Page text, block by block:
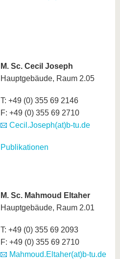
M. Sc. Cecil Joseph
Hauptgebäude, Raum 2.05
T: +49 (0) 355 69 2146
F: +49 (0) 355 69 2710
Cecil.Joseph(at)b-tu.de
Publikationen
M. Sc. Mahmoud Eltaher
Hauptgebäude, Raum 2.01
T: +49 (0) 355 69 2093
F: +49 (0) 355 69 2710
Mahmoud.Eltaher(at)b-tu.de